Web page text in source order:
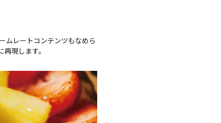
ムレートコンテンツもなめら
現します。